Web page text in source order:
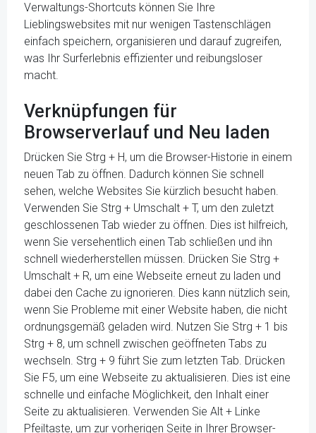
Verwaltungs-Shortcuts können Sie Ihre
Lieblingswebsites mit nur wenigen Tastenschlägen
einfach speichern, organisieren und darauf zugreifen,
was Ihr Surferlebnis effizienter und reibungsloser
macht.
Verknüpfungen für
Browserverlauf und Neu laden
Drücken Sie Strg + H, um die Browser-Historie in einem
neuen Tab zu öffnen. Dadurch können Sie schnell
sehen, welche Websites Sie kürzlich besucht haben.
Verwenden Sie Strg + Umschalt + T, um den zuletzt
geschlossenen Tab wieder zu öffnen. Dies ist hilfreich,
wenn Sie versehentlich einen Tab schließen und ihn
schnell wiederherstellen müssen. Drücken Sie Strg +
Umschalt + R, um eine Webseite erneut zu laden und
dabei den Cache zu ignorieren. Dies kann nützlich sein,
wenn Sie Probleme mit einer Website haben, die nicht
ordnungsgemäß geladen wird. Nutzen Sie Strg + 1 bis
Strg + 8, um schnell zwischen geöffneten Tabs zu
wechseln. Strg + 9 führt Sie zum letzten Tab. Drücken
Sie F5, um eine Webseite zu aktualisieren. Dies ist eine
schnelle und einfache Möglichkeit, den Inhalt einer
Seite zu aktualisieren. Verwenden Sie Alt + Linke
Pfeiltaste, um zur vorherigen Seite in Ihrer Browser-